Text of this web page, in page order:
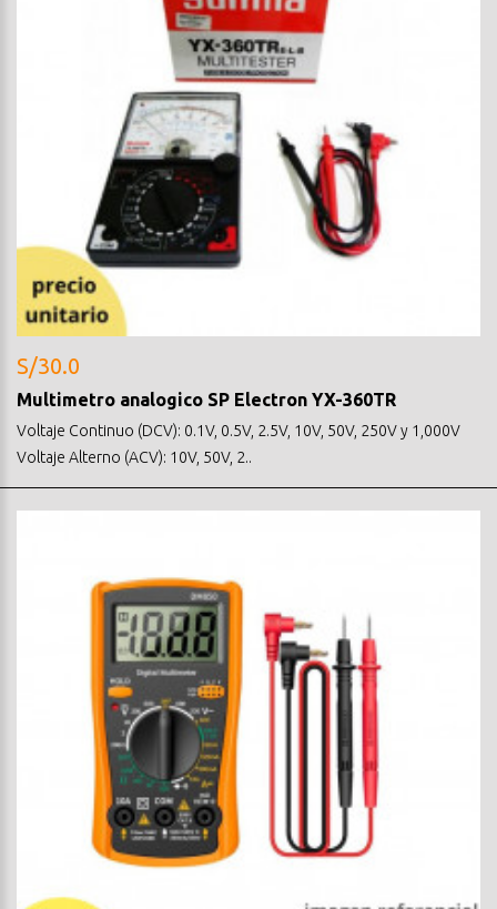
S/30.0
Multimetro analogico SP Electron YX-360TR
Voltaje Continuo (DCV): 0.1V, 0.5V, 2.5V, 10V, 50V, 250V y 1,000V
Voltaje Alterno (ACV): 10V, 50V, 2..